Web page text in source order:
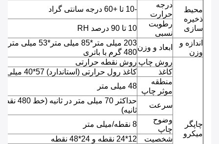
محیط
ذخیره
سازی
درجه
حرارت
-10 تا +60 درجه سانتی گراد
رطوبت
نسبی
10 تا 90 درصد RH
اندازه و
وزن
ابعاد و وزن
203 میلی متر*85 میلی متر*53 میلی متر ،
480 گرم با باتری
چاپگر
میکرو
روش چاپ روش نقطه حرارتی
کاغذ
کاغذ رول حرارتی (استاندارد) 57*40 میلی متر
منطقه
موثر چاپ
48 میلی متر
سرعت
حداکثر 70 میلی متر در ثانیه (خط
ثانیه)
وضوح
چاپ
8 نقطه/میلی متر
شخصیت
12*24 نقطه و 24*48 نقطه